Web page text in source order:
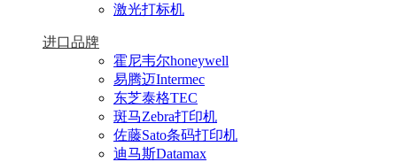
激光打标机
进口品牌
霍尼韦尔honeywell
易腾迈Intermec
东芝泰格TEC
斑马Zebra打印机
佐藤Sato条码打印机
迪马斯Datamax